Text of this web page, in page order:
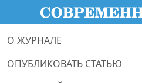
О ЖУРНАЛЕ
ОПУБЛИКОВАТЬ СТАТЬЮ